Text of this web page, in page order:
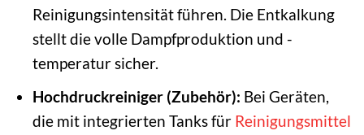
Reinigungsintensität führen. Die Entkalkung
stellt die volle Dampfproduktion und -
temperatur sicher.
Hochdruckreiniger (Zubehör): Bei Geräten,
die mit integrierten Tanks für Reinigungsmittel